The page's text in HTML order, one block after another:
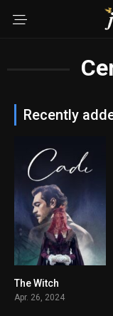
Recently
The Witch
Apr. 26, 2024